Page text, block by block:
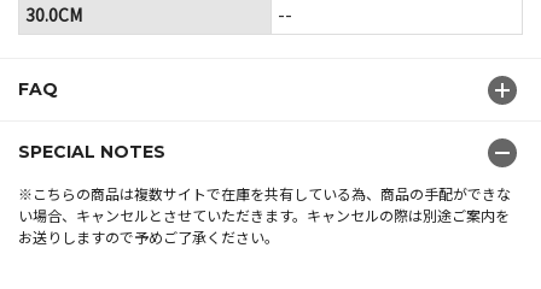
FAQ
SPECIAL NOTES
※こちらの商品は複数サイトで在庫を共有している為、商品の手配ができな
い場合、キャンセルとさせていただきます。キャンセルの際は別途ご案内を
お送りしますので予めご了承ください。
30.0CM
--